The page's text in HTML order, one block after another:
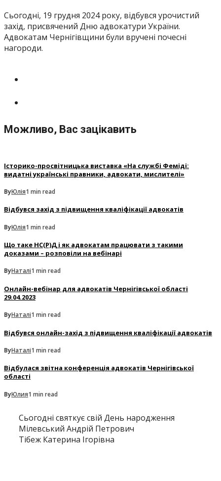
Сьогодні, 19 грудня 2024 року, відбувся урочистий
захід, присвячений Дню адвокатури України.
Адвокатам Чернігівщини були вручені почесні
нагороди.
Можливо, Вас зацікавить
Історико-просвітницька виставка «На службі Феміді:
видатні українські правники, адвокати, мислителі»
ByЮлія1 min read
Відбувся захід з підвищення кваліфікації адвокатів
ByЮлія1 min read
Що таке НС(Р)Д і як адвокатам працювати з такими
доказами – розповіли на вебінарі
ByНаталі1 min read
Онлайн-вебінар для адвокатів Чернігівської області
29.04.2023
ByНаталі1 min read
Відбувся онлайн-захід з підвищення кваліфікації адвокатів
ByНаталі1 min read
Відбулася звітна конференція адвокатів Чернігівської
області
ByЮлия1 min read
Сьогодні святкує свій День народження
Мілевський Андрій Петрович
Тібеж Катерина Ігорівна